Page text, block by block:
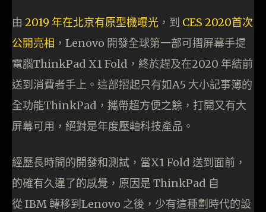
由 2019 年在北京有原型機曝光 ，到 CES 2020首次
公開亮相 ，Lenovo 開發全球第一部可摺屏幕手提
電腦ThinkPad X1 Fold，終於趕及在2020 年結前
送到消費者手上。這部摺起只有如A5 大小記事簿的
全功能ThinkPad，攜帶超方便之餘，打開又有大
屏幕可用，絕對是年度壓軸科技產品。
經歷長時間的開發和測試，當X1 Fold 送到面前，
的確有久違了的感覺，原因是 ThinkPad 自
從 IBM 轉移到Lenovo 之後，少有這種劃時代的設